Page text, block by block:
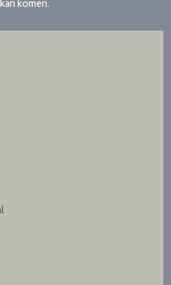
komen.